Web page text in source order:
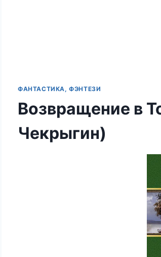
ФАНТАСТИКА, ФЭНТЕЗИ
Возвращение в
Чекрыгин)